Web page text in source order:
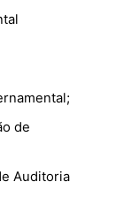
de
Auditoria